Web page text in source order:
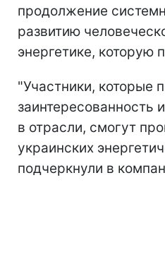
продолжение
развитию
энергетике,
"Участники, которые
заинтересованность
в отрасли, смогут
украинских
подчеркнули в